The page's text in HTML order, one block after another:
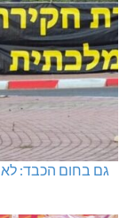
היכל שלמה, מעלות: